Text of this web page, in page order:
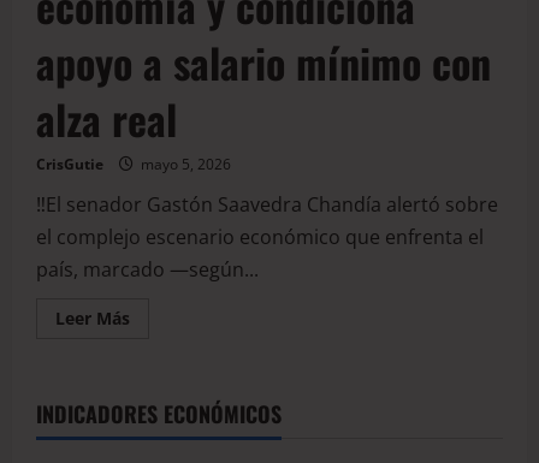
apoyo a salario mínimo con
alza real
CrisGutie mayo 5, 2026
‼️El senador Gastón Saavedra Chandía alertó sobre
el complejo escenario económico que enfrenta el
país, marcado —según...
Leer Más
INDICADORES ECONÓMICOS